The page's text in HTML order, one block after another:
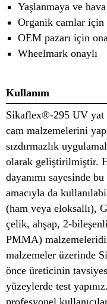
Yaşlanmaya ve hava
Organik camlar için
OEM pazarı için
Wheelmark onaylı
Kullanım
Sikaflex®-295 UV yat
cam malzemelerini
sızdırmazlık
olarak geliştirilmiştir.
dayanımı sayesinde
amacıyla da
(ham veya eloksallı),
çelik, ahşap, 2-
PMMA)
malzemeler üzerinde
önce üreticinin
yüzeylerde test
profesyonel